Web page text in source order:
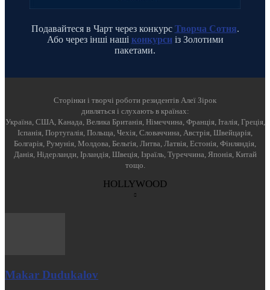
Подавайтеся в Чарт через конкурс Творча Сотня.
Або через інші наші конкурсиіз Золотими
пакетами.
Cторінки і творчі роботи резидентів Алеї Зірок
дивляться і слухають в країнах:
Україна, США, Канада, Велика Британія, Німеччина, Франція, Італія, Греція,
Іспанія, Португалія, Польща, Чехія, Словаччина, Австрія, Швейцарія,
Болгарія, Румунія, Молдова, Бельгія, Литва, Латвія, Естонія, Фінляндія,
Данія, Нідерланди, Ірландія, Швеція, Ізраїль, Туреччина, Японія, Китай
тощо.
HOLLYWOOD
Makar Dudukalov